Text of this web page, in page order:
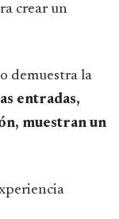
crear un
demuestra la
entradas,
muestran un